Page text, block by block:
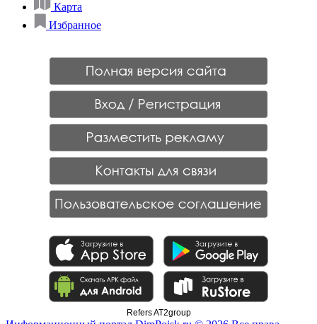
Карта
Избранное
Refers AT2group